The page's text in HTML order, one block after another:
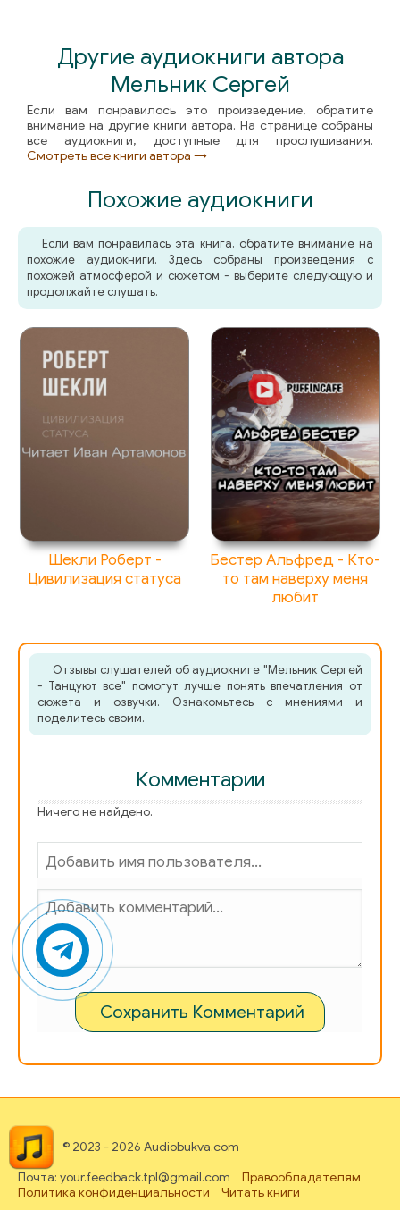
Другие аудиокниги автора
Мельник Сергей
Если вам понравилось это произведение, обратите
внимание на другие книги автора. На странице собраны
все аудиокниги, доступные для прослушивания.
Смотреть все книги автора →
Похожие аудиокниги
Если вам понравилась эта книга, обратите внимание на
похожие аудиокниги. Здесь собраны произведения с
похожей атмосферой и сюжетом - выберите следующую и
продолжайте слушать.
Шекли Роберт -
Цивилизация статуса
Бестер Альфред - Кто-
то там наверху меня
любит
Отзывы слушателей об аудиокниге "Мельник Сергей
- Танцуют все" помогут лучше понять впечатления от
сюжета и озвучки. Ознакомьтесь с мнениями и
поделитесь своим.
Комментарии
Ничего не найдено.
Сохранить Комментарий
© 2023 - 2026 Audiobukva.com
Почта: your.feedback.tpl@gmail.com
Правообладателям
Политика конфиденциальности
Читать книги